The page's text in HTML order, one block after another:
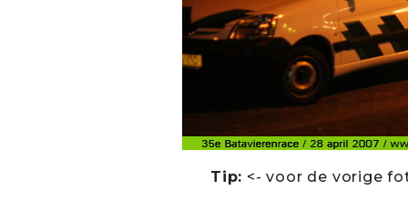
Tip: <- voor de vorige